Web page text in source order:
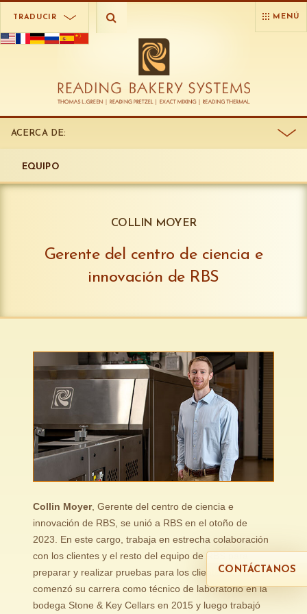
TRADUCIR MENÚ
ACERCA DE:
EQUIPO
COLLIN MOYER
Gerente del centro de ciencia e
innovación de RBS
Collin Moyer, Gerente del centro de ciencia e
innovación de RBS, se unió a RBS en el otoño de
2023. En este cargo, trabaja en estrecha colaboración
con los clientes y el resto del equipo de RBS para
preparar y realizar pruebas para los clientes. Collin
comenzó su carrera como técnico de laboratorio en la
bodega Stone & Key Cellars en 2015 y luego trabajó
CONTÁCTANOS